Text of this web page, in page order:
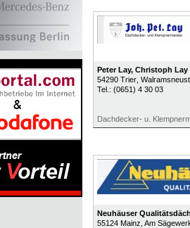
Peter Lay, Christoph Lay
54290 Trier,
Tel.: (0651) 4 30 03
Dachdecker- u.
Neuhäuser
55124 Mainz , Am